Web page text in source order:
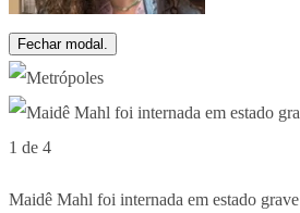
Fechar modal.
1 de 4
Maidê Mahl foi internada em estado grave